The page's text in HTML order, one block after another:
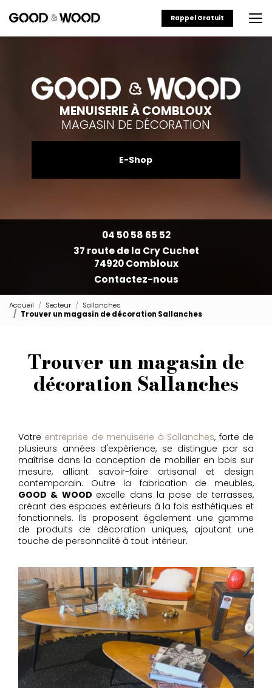
au
principal
Rappel Gratuit
MENUISERIE À COMBLOUX
MAGASIN DE DÉCORATION
E-Shop
04 50 58 65 52
37 route de la Cry Cuchet
74920 Combloux
Contactez-nous
Accueil Secteur
Sallanches
Trouver un magasin de décoration Sallanches
Trouver un magasin de
décoration Sallanches
Votre entreprise de menuiserie à Sallanches, forte de
plusieurs années d'expérience, se distingue par sa
maîtrise dans la conception de mobilier en bois sur
mesure, alliant savoir-faire artisanal et design
contemporain. Outre la fabrication de meubles,
GOOD & WOOD excelle dans la pose de terrasses,
créant des espaces extérieurs à la fois esthétiques et
fonctionnels. Ils proposent également une gamme
de produits de décoration uniques, ajoutant une
touche de personnalité à tout intérieur.